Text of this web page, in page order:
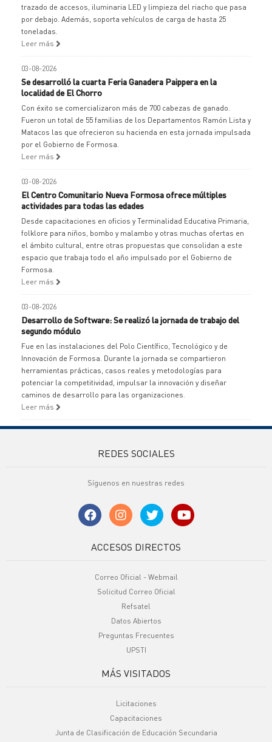
trazado de accesos, iluminaria LED y limpieza del riacho que pasa
por debajo. Además, soporta vehículos de carga de hasta 25
toneladas.
Leer más
03-08-2026
Se desarrolló la cuarta Feria Ganadera Paippera en la
localidad de El Chorro
Con éxito se comercializaron más de 700 cabezas de ganado.
Fueron un total de 55 familias de los Departamentos Ramón Lista y
Matacos las que ofrecieron su hacienda en esta jornada impulsada
por el Gobierno de Formosa.
Leer más
03-08-2026
El Centro Comunitario Nueva Formosa ofrece múltiples
actividades para todas las edades
Desde capacitaciones en oficios y Terminalidad Educativa Primaria,
folklore para niños, bombo y malambo y otras muchas ofertas en
el ámbito cultural, entre otras propuestas que consolidan a este
espacio que trabaja todo el año impulsado por el Gobierno de
Formosa.
Leer más
03-08-2026
Desarrollo de Software: Se realizó la jornada de trabajo del
segundo módulo
Fue en las instalaciones del Polo Científico, Tecnológico y de
Innovación de Formosa. Durante la jornada se compartieron
herramientas prácticas, casos reales y metodologías para
potenciar la competitividad, impulsar la innovación y diseñar
caminos de desarrollo para las organizaciones.
Leer más
REDES SOCIALES
Síguenos en nuestras redes
ACCESOS DIRECTOS
Correo Oficial - Webmail
Solicitud Correo Oficial
Refsatel
Datos Abiertos
Preguntas Frecuentes
UPSTI
MÁS VISITADOS
Licitaciones
Capacitaciones
Junta de Clasificación de Educación Secundaria